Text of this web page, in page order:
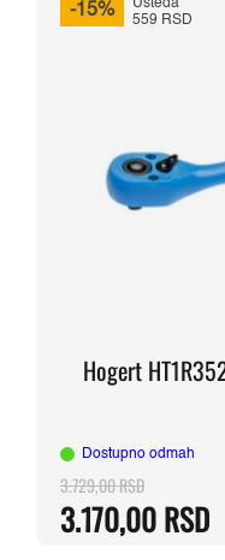
-15%
Ušteda
559 RSD
Hogert
Dostupno odmah
3.729,00RSDOriginalna
cena
3.170,00RSD
Trenutna
cena